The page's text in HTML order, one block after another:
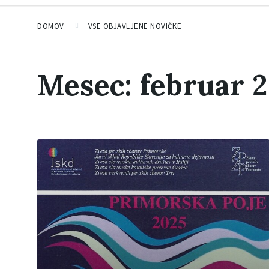
DOMOV VSE OBJAVLJENE NOVIČKE
Mesec: februar
P
r
e
r
e